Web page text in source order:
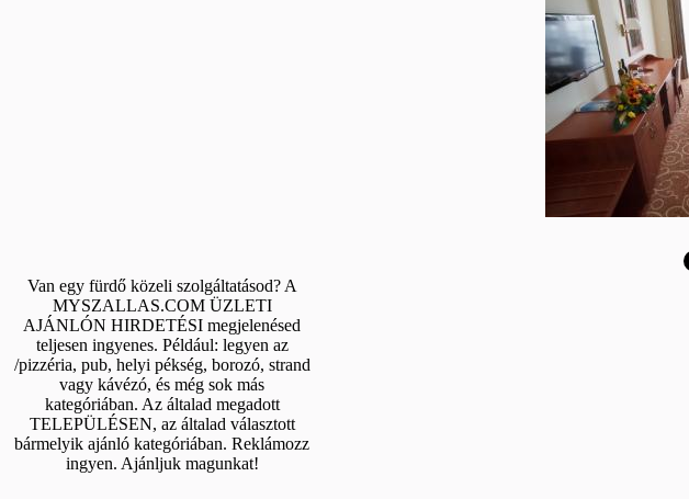
Van egy fürdő közeli szolgáltatásod? A
MYSZALLAS.COM ÜZLETI
AJÁNLÓN HIRDETÉSI megjelenésed
teljesen ingyenes. Például: legyen az
/pizzéria, pub, helyi pékség, borozó, strand
vagy kávézó, és még sok más
kategóriában. Az általad megadott
TELEPÜLÉSEN, az általad választott
bármelyik ajánló kategóriában. Reklámozz
ingyen. Ajánljuk magunkat!